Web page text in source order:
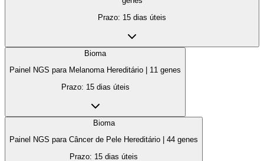
Prazo: 15 dias úteis
Bioma
Painel NGS para Melanoma Hereditário
11 genes
Prazo: 15 dias úteis
Bioma
Painel NGS para Câncer de Pele Hereditário
44 genes
Prazo: 15 dias úteis